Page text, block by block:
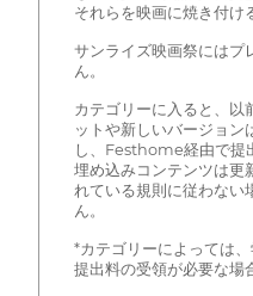
それらを映画に焼き付け
サンライズ映画祭にはプ
ん。
カテゴリーに入ると、以
ットや新しいバージョン
し、Festhome経由で提
埋め込みコンテンツは更
れている規則に従わない
ん。
*カテゴリーによっては
提出料の受領が必要な場